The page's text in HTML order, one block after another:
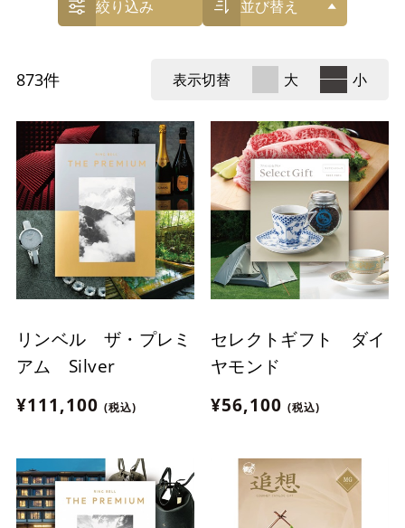
絞り込み 並び替え
873件 表示切替 大 小
リンベル ザ・プレミ
アム Silver
¥111,100 (税込)
セレクトギフト ダイ
ヤモンド
¥56,100 (税込)